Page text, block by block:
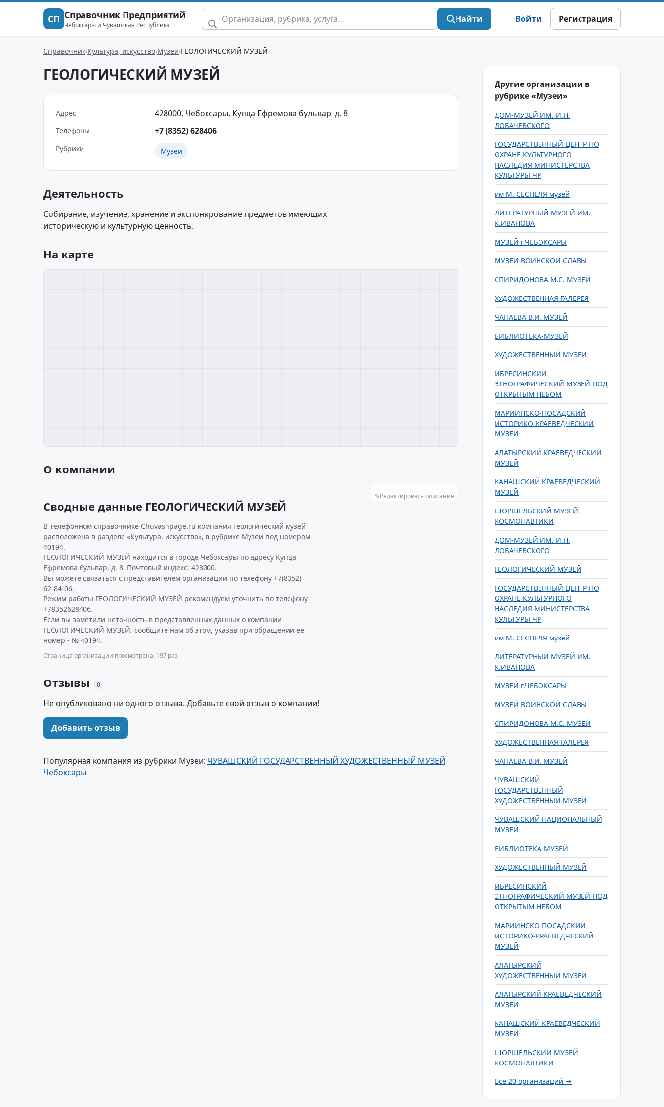
СП Справочник Предприятий
Чебоксары и Чувашская Республика
Найти Войти Регистрация
Справочник Культура, искусство Музеи ГЕОЛОГИЧЕСКИЙ МУЗЕЙ
ГЕОЛОГИЧЕСКИЙ МУЗЕЙ
Адрес 428000, Чебоксары, Купца Ефремова бульвар, д. 8
Телефоны +7 (8352) 628406
Рубрики Музеи
Деятельность
Собирание, изучение, хранение и экспонирование предметов имеющих
историческую и культурную ценность.
На карте
О компании
✎Редактировать описание
Сводные данные ГЕОЛОГИЧЕСКИЙ МУЗЕЙ
В телефонном справочнике Chuvashpage.ru компания геологический музей
расположена в разделе «Культура, искусство», в рубрике Музеи под номером
40194.
ГЕОЛОГИЧЕСКИЙ МУЗЕЙ находится в городе Чебоксары по адресу Купца
Ефремова бульвар, д. 8. Почтовый индекс: 428000.
Вы можете связаться с представителем организации по телефону +7(8352)
62-84-06.
Режим работы ГЕОЛОГИЧЕСКИЙ МУЗЕЙ рекомендуем уточнить по телефону
+78352628406.
Если вы заметили неточность в представленных данных о компании
ГЕОЛОГИЧЕСКИЙ МУЗЕЙ, сообщите нам об этом, указав при обращении ее
номер - № 40194.
Страница организации просмотрена: 197 раз
Отзывы 0
Не опубликовано ни одного отзыва. Добавьте свой отзыв о компании!
Добавить отзыв
Популярная компания из рубрики Музеи: ЧУВАШСКИЙ ГОСУДАРСТВЕННЫЙ ХУДОЖЕСТВЕННЫЙ МУЗЕЙ
Чебоксары
Другие организации в
рубрике «Музеи»
ДОМ-МУЗЕЙ ИМ. И.Н.
ЛОБАЧЕВСКОГО
ГОСУДАРСТВЕННЫЙ ЦЕНТР ПО
ОХРАНЕ КУЛЬТУРНОГО
НАСЛЕДИЯ МИНИСТЕРСТВА
КУЛЬТУРЫ ЧР
им М. СЕСПЕЛЯ музей
ЛИТЕРАТУРНЫЙ МУЗЕЙ ИМ.
К.ИВАНОВА
МУЗЕЙ г.ЧЕБОКСАРЫ
МУЗЕЙ ВОИНСКОЙ СЛАВЫ
СПИРИДОНОВА М.С. МУЗЕЙ
ХУДОЖЕСТВЕННАЯ ГАЛЕРЕЯ
ЧАПАЕВА В.И. МУЗЕЙ
БИБЛИОТЕКА-МУЗЕЙ
ХУДОЖЕСТВЕННЫЙ МУЗЕЙ
ИБРЕСИНСКИЙ
ЭТНОГРАФИЧЕСКИЙ МУЗЕЙ ПОД
ОТКРЫТЫМ НЕБОМ
МАРИИНСКО-ПОСАДСКИЙ
ИСТОРИКО-КРАЕВЕДЧЕСКИЙ
МУЗЕЙ
АЛАТЫРСКИЙ КРАЕВЕДЧЕСКИЙ
МУЗЕЙ
КАНАШСКИЙ КРАЕВЕДЧЕСКИЙ
МУЗЕЙ
ШОРШЕЛЬСКИЙ МУЗЕЙ
КОСМОНАВТИКИ
ДОМ-МУЗЕЙ ИМ. И.Н.
ЛОБАЧЕВСКОГО
ГЕОЛОГИЧЕСКИЙ МУЗЕЙ
ГОСУДАРСТВЕННЫЙ ЦЕНТР ПО
ОХРАНЕ КУЛЬТУРНОГО
НАСЛЕДИЯ МИНИСТЕРСТВА
КУЛЬТУРЫ ЧР
им М. СЕСПЕЛЯ музей
ЛИТЕРАТУРНЫЙ МУЗЕЙ ИМ.
К.ИВАНОВА
МУЗЕЙ г.ЧЕБОКСАРЫ
МУЗЕЙ ВОИНСКОЙ СЛАВЫ
СПИРИДОНОВА М.С. МУЗЕЙ
ХУДОЖЕСТВЕННАЯ ГАЛЕРЕЯ
ЧАПАЕВА В.И. МУЗЕЙ
ЧУВАШСКИЙ
ГОСУДАРСТВЕННЫЙ
ХУДОЖЕСТВЕННЫЙ МУЗЕЙ
ЧУВАШСКИЙ НАЦИОНАЛЬНЫЙ
МУЗЕЙ
БИБЛИОТЕКА-МУЗЕЙ
ХУДОЖЕСТВЕННЫЙ МУЗЕЙ
ИБРЕСИНСКИЙ
ЭТНОГРАФИЧЕСКИЙ МУЗЕЙ ПОД
ОТКРЫТЫМ НЕБОМ
МАРИИНСКО-ПОСАДСКИЙ
ИСТОРИКО-КРАЕВЕДЧЕСКИЙ
МУЗЕЙ
АЛАТЫРСКИЙ
ХУДОЖЕСТВЕННЫЙ МУЗЕЙ
АЛАТЫРСКИЙ КРАЕВЕДЧЕСКИЙ
МУЗЕЙ
КАНАШСКИЙ КРАЕВЕДЧЕСКИЙ
МУЗЕЙ
ШОРШЕЛЬСКИЙ МУЗЕЙ
КОСМОНАВТИКИ
Все 20 организаций →